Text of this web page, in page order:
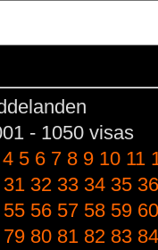
- 1050 visas
4 5 6 7 8 9 10 11
31 32 33 34 35 36
55 56 57 58 59 60
79 80 81 82 83 84